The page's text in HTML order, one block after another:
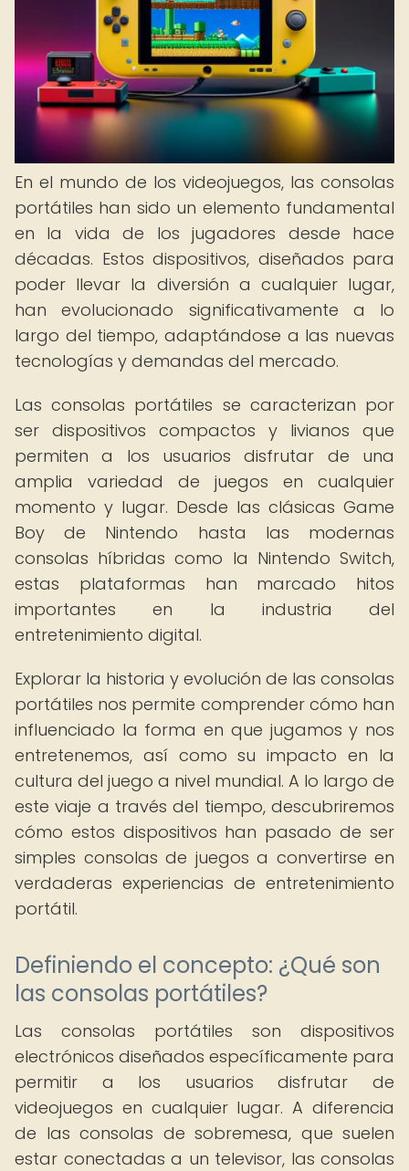
En el mundo de los videojuegos, las consolas
portátiles han sido un elemento fundamental
en la vida de los jugadores desde hace
décadas. Estos dispositivos, diseñados para
poder llevar la diversión a cualquier lugar,
han evolucionado significativamente a lo
largo del tiempo, adaptándose a las nuevas
tecnologías y demandas del mercado.
Las consolas portátiles se caracterizan por
ser dispositivos compactos y livianos que
permiten a los usuarios disfrutar de una
amplia variedad de juegos en cualquier
momento y lugar. Desde las clásicas Game
Boy de Nintendo hasta las modernas
consolas híbridas como la Nintendo Switch,
estas plataformas han marcado hitos
importantes en la industria del
entretenimiento digital.
Explorar la historia y evolución de las consolas
portátiles nos permite comprender cómo han
influenciado la forma en que jugamos y nos
entretenemos, así como su impacto en la
cultura del juego a nivel mundial. A lo largo de
este viaje a través del tiempo, descubriremos
cómo estos dispositivos han pasado de ser
simples consolas de juegos a convertirse en
verdaderas experiencias de entretenimiento
portátil.
Definiendo el concepto: ¿Qué son
las consolas portátiles?
Las consolas portátiles son dispositivos
electrónicos diseñados específicamente para
permitir a los usuarios disfrutar de
videojuegos en cualquier lugar. A diferencia
de las consolas de sobremesa, que suelen
estar conectadas a un televisor, las consolas